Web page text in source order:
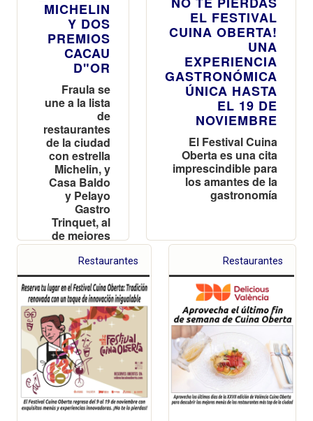
MICHELIN
Y DOS
PREMIOS
CACAU
D"OR
Fraula se
une a la lista
de
restaurantes
de la ciudad
con estrella
Michelin, y
Casa Baldo
y Pelayo
Gastro
Trinquet, al
de mejores
esmorzarets
EL FESTIVAL
CUINA OBERTA!
UNA
EXPERIENCIA
GASTRONÓMICA
ÚNICA HASTA
EL 19 DE
NOVIEMBRE
El Festival Cuina
Oberta es una cita
imprescindible para
los amantes de la
gastronomía
Restaurantes Restaurantes